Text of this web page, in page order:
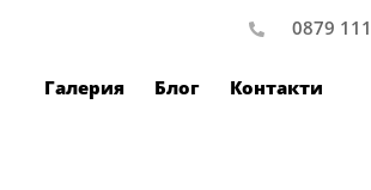
0879
Галерия Блог Контакти